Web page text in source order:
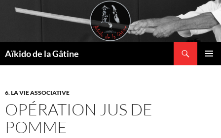
Aïkido de la Gâtine
6. LA VIE ASSOCIATIVE
OPÉRATION JUS DE
POMME